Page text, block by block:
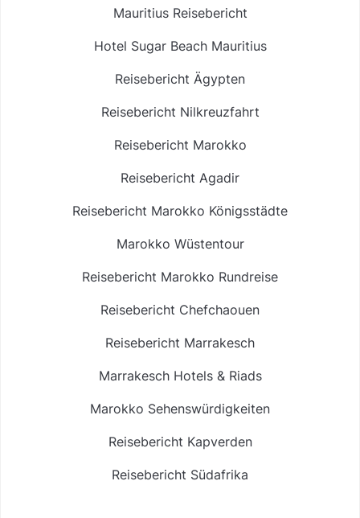
Mauritius Reisebericht
Hotel Sugar Beach Mauritius
Reisebericht Ägypten
Reisebericht Nilkreuzfahrt
Reisebericht Marokko
Reisebericht Agadir
Reisebericht Marokko Königsstädte
Marokko Wüstentour
Reisebericht Marokko Rundreise
Reisebericht Chefchaouen
Reisebericht Marrakesch
Marrakesch Hotels & Riads
Marokko Sehenswürdigkeiten
Reisebericht Kapverden
Reisebericht Südafrika